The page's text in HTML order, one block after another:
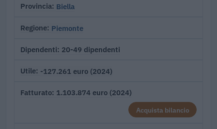
Provincia Biella
Regione Piemonte
Dipendenti 20-49 dipendenti
Utile -127.261 euro (2024)
Fatturato 1.103.874 euro (2024)
Acquista bilancio